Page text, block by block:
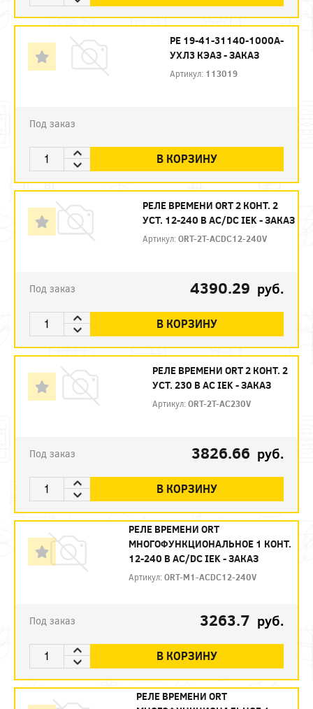
РЕ 19-41-31140-1000А-
УХЛ3 КЭАЗ - ЗАКАЗ
Артикул: 113019
Под заказ
В КОРЗИНУ
РЕЛЕ ВРЕМЕНИ ORT 2 КОНТ. 2
УСТ. 12-240 В AC/DC IEK - ЗАКАЗ
Артикул:ORT-2T-ACDC12-240V
Под заказ 4390.29 руб.
В КОРЗИНУ
РЕЛЕ ВРЕМЕНИ ORT 2 КОНТ. 2
УСТ. 230 В AC IEK - ЗАКАЗ
Артикул:ORT-2T-AC230V
Под заказ 3826.66 руб.
В КОРЗИНУ
РЕЛЕ ВРЕМЕНИ ORT
МНОГОФУНКЦИОНАЛЬНОЕ 1 КОНТ.
12-240 В AC/DC IEK - ЗАКАЗ
Артикул:ORT-M1-ACDC12-240V
Под заказ 3263.7 руб.
В КОРЗИНУ
РЕЛЕ ВРЕМЕНИ ORT